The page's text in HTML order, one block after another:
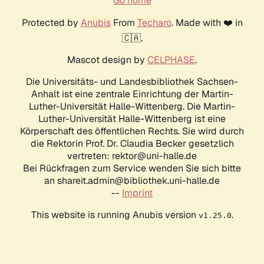
Protected by AnubisFrom Techaro. Made with ❤️ in
🇨🇦.
Mascot design by CELPHASE.
Die Universitäts- und Landesbibliothek Sachsen-
Anhalt ist eine zentrale Einrichtung der Martin-
Luther-Universität Halle-Wittenberg. Die Martin-
Luther-Universität Halle-Wittenberg ist eine
Körperschaft des öffentlichen Rechts. Sie wird durch
die Rektorin Prof. Dr. Claudia Becker gesetzlich
vertreten: rektor@uni-halle.de
Bei Rückfragen zum Service wenden Sie sich bitte
an shareit.admin@bibliothek.uni-halle.de
-- Imprint
This website is running Anubis version v1.25.0.